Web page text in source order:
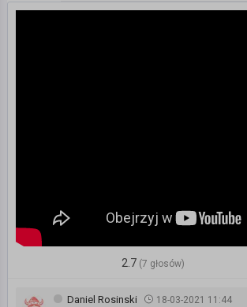
2.7 (7 głosów)
Daniel Rosinski 18-03-2021 11:44